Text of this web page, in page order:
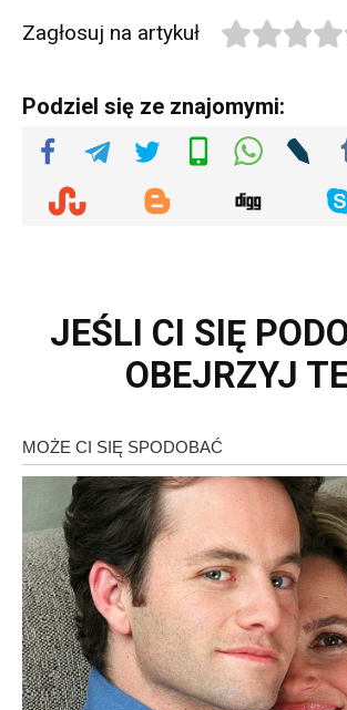
Zagłosuj na artykuł
Podziel się ze znajomymi:
JEŚLI CI SIĘ
OBEJRZYJ